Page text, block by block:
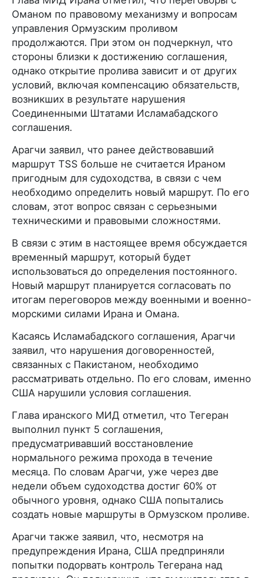
Оманом по правовому механизму и вопросам
управления Ормузским проливом
продолжаются. При этом он подчеркнул, что
стороны близки к достижению соглашения,
однако открытие пролива зависит и от других
условий, включая компенсацию обязательств,
возникших в результате нарушения
Соединенными Штатами Исламабадского
соглашения.
Арагчи заявил, что ранее действовавший
маршрут TSS больше не считается Ираном
пригодным для судоходства, в связи с чем
необходимо определить новый маршрут. По его
словам, этот вопрос связан с серьезными
техническими и правовыми сложностями.
В связи с этим в настоящее время обсуждается
временный маршрут, который будет
использоваться до определения постоянного.
Новый маршрут планируется согласовать по
итогам переговоров между военными и военно-
морскими силами Ирана и Омана.
Касаясь Исламабадского соглашения, Арагчи
заявил, что нарушения договоренностей,
связанных с Пакистаном, необходимо
рассматривать отдельно. По его словам, именно
США нарушили условия соглашения.
Глава иранского МИД отметил, что Тегеран
выполнил пункт 5 соглашения,
предусматривавший восстановление
нормального режима прохода в течение
месяца. По словам Арагчи, уже через две
недели объем судоходства достиг 60% от
обычного уровня, однако США попытались
создать новые маршруты в Ормузском проливе.
Арагчи также заявил, что, несмотря на
предупреждения Ирана, США предприняли
попытки подорвать контроль Тегерана над